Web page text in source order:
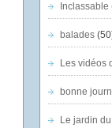
Inclassable
balades
Les vidéos
bonne
Le jardin